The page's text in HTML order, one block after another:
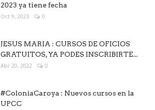
2023 ya tiene fecha
Oct 9, 2023 0
JESUS MARIA : CURSOS DE OFICIOS
GRATUITOS, YA PODES INSCRIBIRTE...
Abr 20, 2022 0
#ColoniaCaroya : Nuevos cursos en la
UPCC